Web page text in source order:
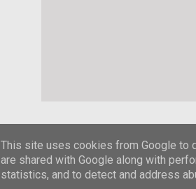
This site uses cookies from Google to
are shared with Google along with
statistics, and to detect and address